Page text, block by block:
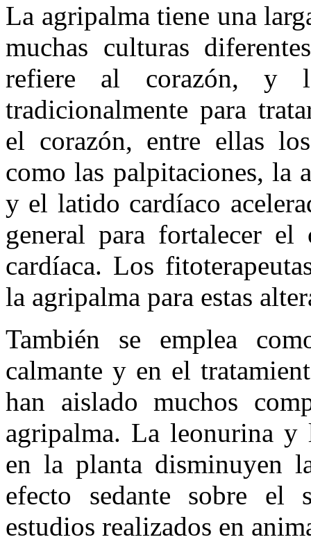
La agripalma tiene una
muchas culturas
refiere al corazón, y
tradicionalmente para
el corazón, entre ellas
como las palpitaciones, la
y el latido cardíaco
general para fortalecer
cardíaca. Los
la agripalma para estas
También se emplea
calmante y en el
han aislado muchos
agripalma. La leonurina y
en la planta disminuyen
efecto sedante sobre el
estudios realizados en